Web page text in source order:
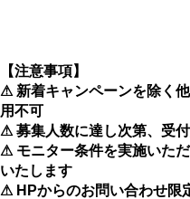
【注意事項】
⚠ 新着キャンペーンを除く
用不可
⚠ 募集人数に達し次第、受
⚠ モニター条件を実施いた
いたします
⚠ HPからのお問い合わせ限